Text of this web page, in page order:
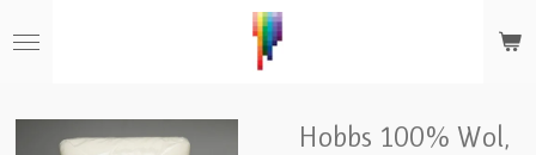
direct
Hobbs 100% Wol,